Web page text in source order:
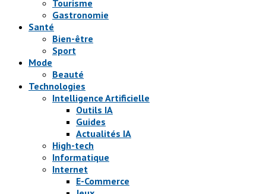
Tourisme
Gastronomie
Santé
Bien-être
Sport
Mode
Beauté
Technologies
Intelligence Artificielle
Outils IA
Guides
Actualités IA
High-tech
Informatique
Internet
E-Commerce